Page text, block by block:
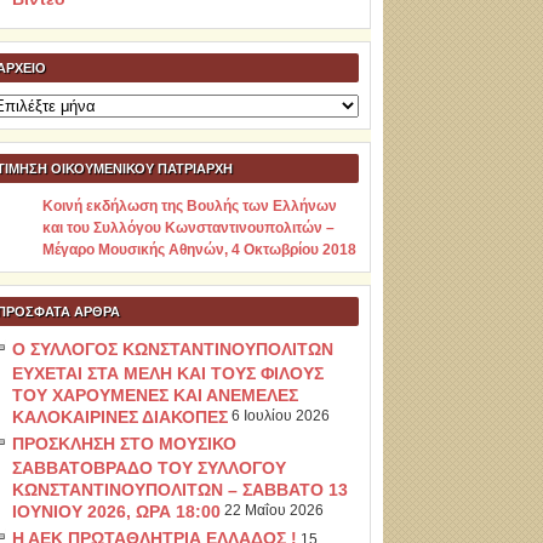
ΟΙΚΟΥΜΕΝΙΚΟΥ ΠΑΤΡΙΑΡΧΗ
Κοινή εκδήλωση της Βουλής των Ελλήνων
και του Συλλόγου Κωνσταντινουπολιτών –
Μέγαρο Μουσικής Αθηνών, 4 Οκτωβρίου 2018
ΆΡΘΡΑ
Ο ΣΥΛΛΟΓΟΣ ΚΩΝΣΤΑΝΤΙΝΟΥΠΟΛΙΤΩΝ
ΕΥΧΕΤΑΙ ΣΤΑ ΜΕΛΗ ΚΑΙ ΤΟΥΣ ΦΙΛΟΥΣ
ΤΟΥ ΧΑΡΟΥΜΕΝΕΣ ΚΑΙ ΑΝΕΜΕΛΕΣ
ΚΑΛΟΚΑΙΡΙΝΕΣ ΔΙΑΚΟΠΕΣ 6 Ιουλίου 2026
ΠΡΟΣΚΛΗΣΗ ΣΤΟ ΜΟΥΣΙΚΟ
ΣΑΒΒΑΤΟΒΡΑΔΟ ΤΟΥ ΣΥΛΛΟΓΟΥ
ΚΩΝΣΤΑΝΤΙΝΟΥΠΟΛΙΤΩΝ – ΣΑΒΒΑΤΟ 13
ΙΟΥΝΙΟΥ 2026, ΩΡΑ 18:00 22 Μαΐου 2026
Η ΑΕΚ ΠΡΩΤΑΘΛΗΤΡΙΑ ΕΛΛΑΔΟΣ !